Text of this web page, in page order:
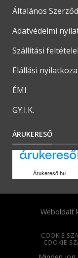
Általános
Adatvédelmi
Szállítási
Elállási
ÉMI
GY.I.K.
ÁRUKERESŐ
Árukereső.hu
Weboldalt
COOKIE
COOKIE